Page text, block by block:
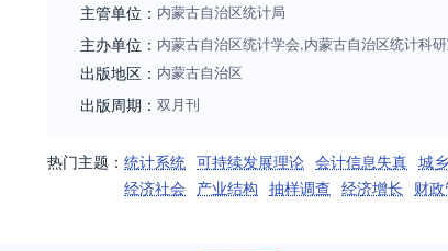
主管单位： 内蒙古自治区统计局
主办单位： 内蒙古自治区统计学会,内蒙古自治区统计科
出版地区： 内蒙古自治区
出版周期： 双月刊
热门主题： 统计系统 可持续发展理论 会计信息失真 城
经济社会 产业结构 抽样调查 经济增长 财